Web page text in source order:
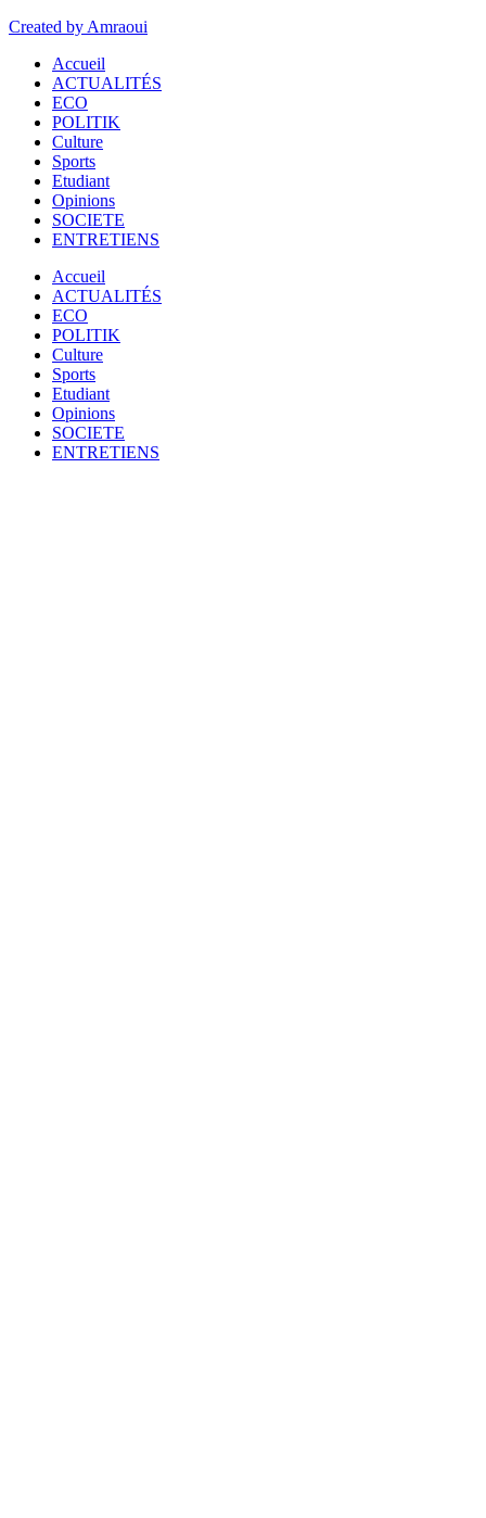
Created by Amraoui
Accueil
ACTUALITÉS
ECO
POLITIK
Culture
Sports
Etudiant
Opinions
SOCIETE
ENTRETIENS
Accueil
ACTUALITÉS
ECO
POLITIK
Culture
Sports
Etudiant
Opinions
SOCIETE
ENTRETIENS